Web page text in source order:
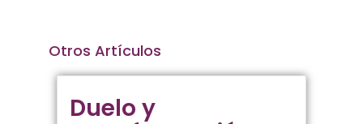
Otros Artículos
Duelo y